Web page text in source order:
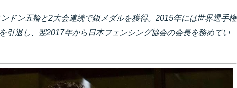
ドン五輪と2大会連続で銀メダルを獲得。2015年には世界選手権
引退し、翌2017年から日本フェンシング協会の会長を務めてい